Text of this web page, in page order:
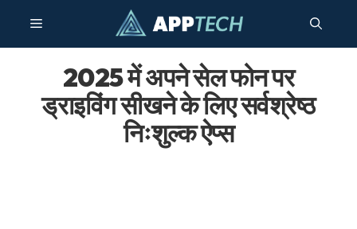
जाएं
मेनू
2025 में अपने सेल फोन पर
ड्राइविंग सीखने के लिए सर्वश्रेष्ठ
निःशुल्क ऐप्स